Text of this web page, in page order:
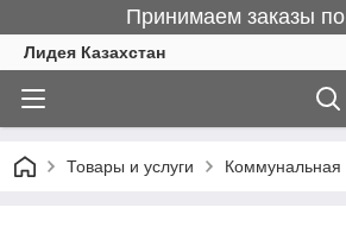
Принимаем заказы
Лидея Казахстан
Товары и услуги Коммунальная